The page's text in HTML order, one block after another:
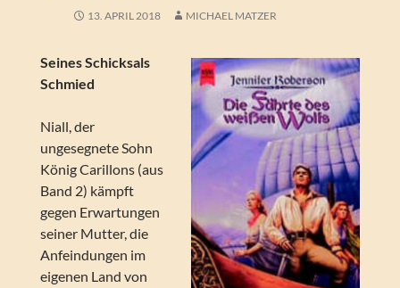
13. APRIL 2018 MICHAEL MATZER
Seines Schicksals
Schmied
Niall, der
ungesegnete Sohn
König Carillons (aus
Band 2) kämpft
gegen Erwartungen
seiner Mutter, die
Anfeindungen im
eigenen Land von